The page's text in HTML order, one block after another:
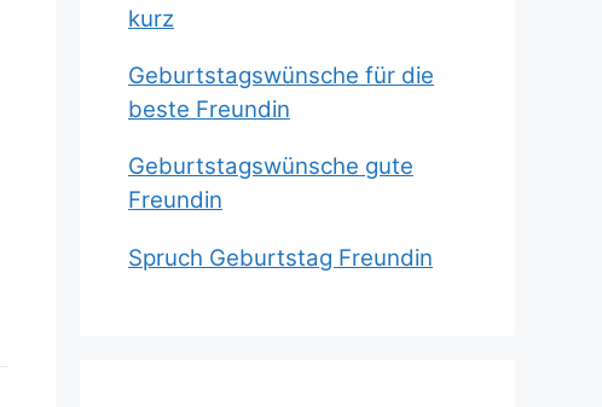
kurz
Geburtstagswünsche für die
beste Freundin
Geburtstagswünsche gute
Freundin
Spruch Geburtstag Freundin